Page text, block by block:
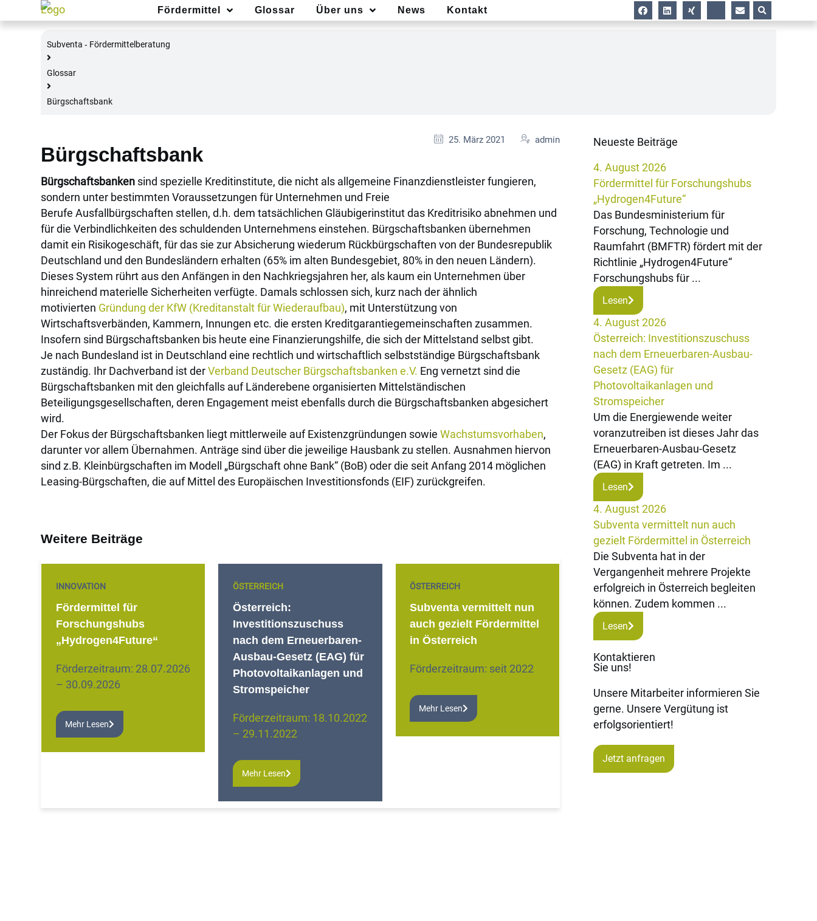
Fördermittel Glossar Über uns News Kontakt
Subventa ‐ Fördermittelberatung
Glossar
Bürgschaftsbank
25. März 2021 admin
Bürgschaftsbank
Bürgschaftsbanken sind spezielle Kreditinstitute, die nicht als allgemeine Finanzdienstleister fungieren,
sondern unter bestimmten Voraussetzungen für Unternehmen und Freie
Berufe Ausfallbürgschaften stellen, d.h. dem tatsächlichen Gläubigerinstitut das Kreditrisiko abnehmen und
für die Verbindlichkeiten des schuldenden Unternehmens einstehen. Bürgschaftsbanken übernehmen
damit ein Risikogeschäft, für das sie zur Absicherung wiederum Rückbürgschaften von der Bundesrepublik
Deutschland und den Bundesländern erhalten (65% im alten Bundesgebiet, 80% in den neuen Ländern).
Dieses System rührt aus den Anfängen in den Nachkriegsjahren her, als kaum ein Unternehmen über
hinreichend materielle Sicherheiten verfügte. Damals schlossen sich, kurz nach der ähnlich
motivierten Gründung der KfW (Kreditanstalt für Wiederaufbau), mit Unterstützung von
Wirtschaftsverbänden, Kammern, Innungen etc. die ersten Kreditgarantiegemeinschaften zusammen.
Insofern sind Bürgschaftsbanken bis heute eine Finanzierungshilfe, die sich der Mittelstand selbst gibt.
Je nach Bundesland ist in Deutschland eine rechtlich und wirtschaftlich selbstständige Bürgschaftsbank
zuständig. Ihr Dachverband ist derVerband Deutscher Bürgschaftsbanken e.V. Eng vernetzt sind die
Bürgschaftsbanken mit den gleichfalls auf Länderebene organisierten Mittelständischen
Beteiligungsgesellschaften, deren Engagement meist ebenfalls durch die Bürgschaftsbanken abgesichert
wird.
Der Fokus der Bürgschaftsbanken liegt mittlerweile auf Existenzgründungen sowieWachstumsvorhaben,
darunter vor allem Übernahmen. Anträge sind über die jeweilige Hausbank zu stellen. Ausnahmen hiervon
sind z.B. Kleinbürgschaften im Modell „Bürgschaft ohne Bank“ (BoB) oder die seit Anfang 2014 möglichen
Leasing-Bürgschaften, die auf Mittel des Europäischen Investitionsfonds (EIF) zurückgreifen.
Weitere Beiträge
INNOVATION
Fördermittel für
Forschungshubs
„Hydrogen4Future“
Förderzeitraum: 28.07.2026
– 30.09.2026
Mehr Lesen
ÖSTERREICH
Österreich:
Investitionszuschuss
nach dem Erneuerbaren-
Ausbau-Gesetz (EAG) für
Photovoltaikanlagen und
Stromspeicher
Förderzeitraum: 18.10.2022
– 29.11.2022
Mehr Lesen
ÖSTERREICH
Subventa vermittelt nun
auch gezielt Fördermittel
in Österreich
Förderzeitraum: seit 2022
Mehr Lesen
Neueste Beiträge
4. August 2026
Fördermittel für Forschungshubs
„Hydrogen4Future“
Das Bundesministerium für
Forschung, Technologie und
Raumfahrt (BMFTR) fördert mit der
Richtlinie „Hydrogen4Future“
Forschungshubs für ...
Lesen
4. August 2026
Österreich: Investitionszuschuss
nach dem Erneuerbaren-Ausbau-
Gesetz (EAG) für
Photovoltaikanlagen und
Stromspeicher
Um die Energiewende weiter
voranzutreiben ist dieses Jahr das
Erneuerbaren-Ausbau-Gesetz
(EAG) in Kraft getreten. Im ...
Lesen
4. August 2026
Subventa vermittelt nun auch
gezielt Fördermittel in Österreich
Die Subventa hat in der
Vergangenheit mehrere Projekte
erfolgreich in Österreich begleiten
können. Zudem kommen ...
Lesen
Kontaktieren
Sie uns!
Unsere Mitarbeiter informieren Sie
gerne. Unsere Vergütung ist
erfolgsorientiert!
Jetzt anfragen